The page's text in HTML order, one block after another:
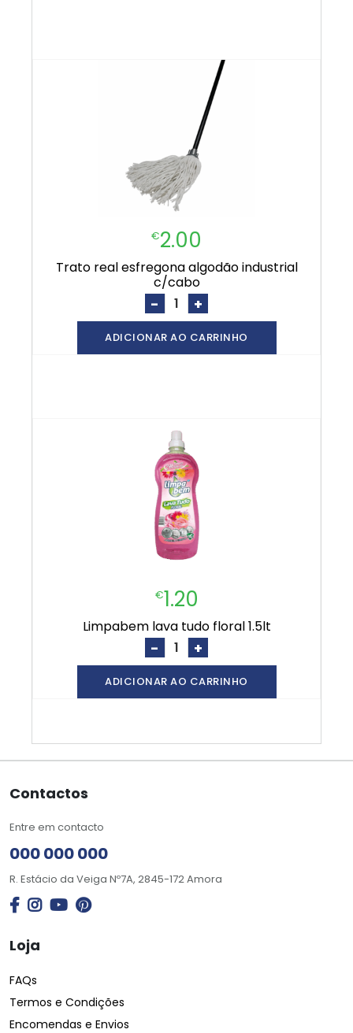
€2.00
trato real esfregona algodão industrial
c/cabo
- +
ADICIONAR AO CARRINHO
€1.20
limpabem lava tudo floral 1.5lt
- +
ADICIONAR AO CARRINHO
Contactos
Entre em contacto
000 000 000
R. Estácio da Veiga Nº7A, 2845-172 Amora
Loja
FAQs
Termos e Condições
Encomendas e Envios